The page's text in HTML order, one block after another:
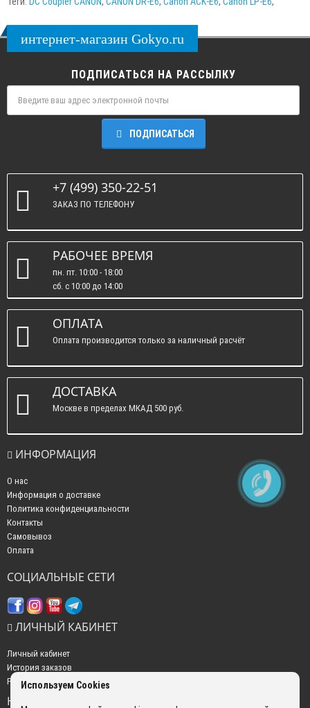
интернет-магазин Gokyo.ru
ПОДПИСАТЬСЯ НА РАССЫЛКУ
ПОДПИСАТЬСЯ
+7 (499) 350-22-51
ЗАКАЗ ПО ТЕЛЕФОНУ
РАБОЧЕЕ ВРЕМЯ
пн. пт. 10:00 - 18:00
сб. c 10:00 до 14:00
вс. : выходные.
ОПЛАТА
Оплата производится только за наличный расчёт
ДОСТАВКА
Москве в пределах МКАД 500 руб.
ИНФОРМАЦИЯ
О нас
Информация о доставке
Политика конфиденциальности
Контакты
Самовывоз
Оплата
СОЦИАЛЬНЫЕ СЕТИ
ЛИЧНЫЙ КАБИНЕТ
Личный кабинет
История заказов
Рассылка новостей
НАШИ КОНТАКТЫ
Используем Cookies